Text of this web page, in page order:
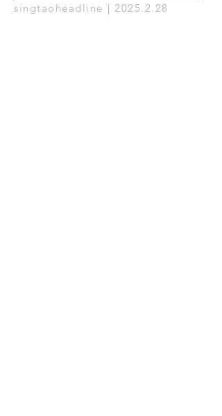
singtaoheadline｜2025.2.28